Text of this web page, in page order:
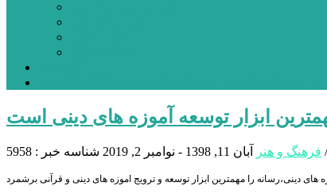
ابزار توسعه آموزه های دینی است
فرهنگ و هنر آبان 11, 1398 - نوامبر 2, 2019 شناسه خبر : 5958